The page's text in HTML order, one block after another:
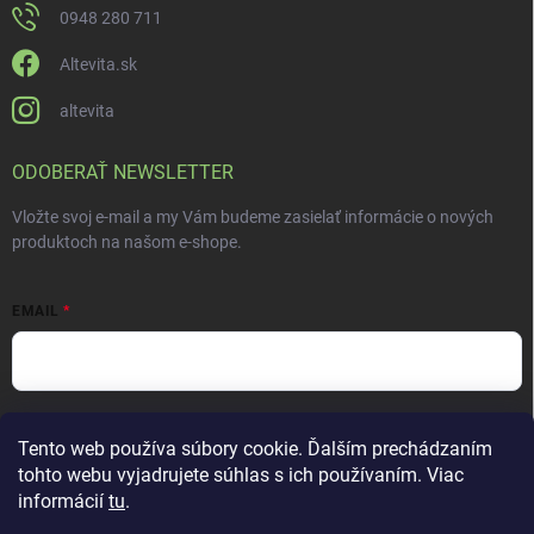
Tento web používa súbory cookie. Ďalším prechádzaním
tohto webu vyjadrujete súhlas s ich používaním. Viac
informácií tu.
0948 280 711
Altevita.sk
altevita
ODOBERAŤ NEWSLETTER
Vložte svoj e-mail a my Vám budeme zasielať informácie o nových
produktoch na našom e-shope.
EMAIL
Prihlásiť sa